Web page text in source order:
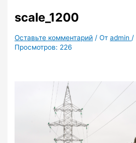
scale_1200
Оставьте комментарий / Отadmin /
Просмотров: 226